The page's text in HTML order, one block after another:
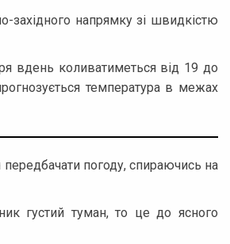
західного напрямку зі швидкістю
вдень коливатиметься від 19 до
температура в межах
погоду, спираючись на
густий туман, то це до ясного